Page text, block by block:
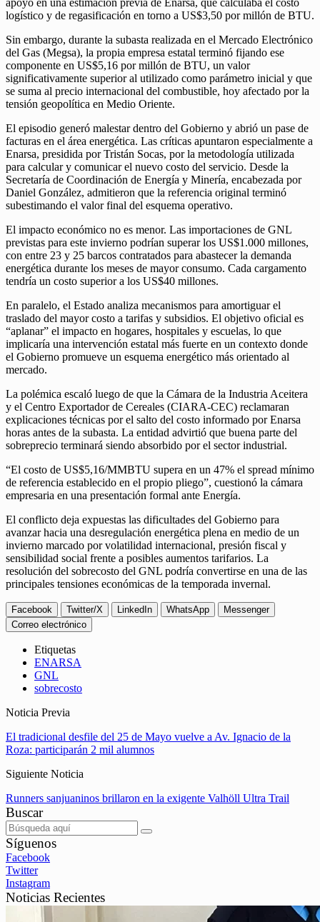
apoyó en una estimación previa de Enarsa, que calculaba el costo
logístico y de regasificación en torno a US$3,50 por millón de BTU.
Sin embargo, durante la subasta realizada en el Mercado Electrónico
del Gas (Megsa), la propia empresa estatal terminó fijando ese
componente en US$5,16 por millón de BTU, un valor
significativamente superior al utilizado como parámetro inicial y que
se suma al precio internacional del combustible, hoy afectado por la
tensión geopolítica en Medio Oriente.
El episodio generó malestar dentro del Gobierno y abrió un pase de
facturas en el área energética. Las críticas apuntaron especialmente a
Enarsa, presidida por Tristán Socas, por la metodología utilizada
para calcular y comunicar el nuevo costo del servicio. Desde la
Secretaría de Coordinación de Energía y Minería, encabezada por
Daniel González, admitieron que la referencia original terminó
subestimando el valor final del esquema operativo.
El impacto económico no es menor. Las importaciones de GNL
previstas para este invierno podrían superar los US$1.000 millones,
con entre 23 y 25 barcos contratados para abastecer la demanda
energética durante los meses de mayor consumo. Cada cargamento
tendría un costo superior a los US$40 millones.
En paralelo, el Estado analiza mecanismos para amortiguar el
traslado del mayor costo a tarifas y subsidios. El objetivo oficial es
“aplanar” el impacto en hogares, hospitales y escuelas, lo que
implicaría una intervención estatal más fuerte en un contexto donde
el Gobierno promueve un esquema energético más orientado al
mercado.
La polémica escaló luego de que la Cámara de la Industria Aceitera
y el Centro Exportador de Cereales (CIARA-CEC) reclamaran
explicaciones técnicas por el salto del costo informado por Enarsa
horas antes de la subasta. La entidad advirtió que buena parte del
sobreprecio terminará siendo absorbido por el sector industrial.
“El costo de US$5,16/MMBTU supera en un 47% el spread mínimo
de referencia establecido en el propio pliego”, cuestionó la cámara
empresaria en una presentación formal ante Energía.
El conflicto deja expuestas las dificultades del Gobierno para
avanzar hacia una desregulación energética plena en medio de un
invierno marcado por volatilidad internacional, presión fiscal y
sensibilidad social frente a posibles aumentos tarifarios. La
resolución del sobrecosto del GNL podría convertirse en una de las
principales tensiones económicas de la temporada invernal.
Facebook Twitter/X LinkedIn WhatsApp
Messenger
Correo electrónico
Etiquetas
ENARSA
GNL
sobrecosto
Noticia Previa
El tradicional desfile del 25 de Mayo vuelve a Av. Ignacio de la
Roza: participarán 2 mil alumnos
Siguiente Noticia
Runners sanjuaninos brillaron en la exigente Valhöll Ultra Trail
Buscar
Síguenos
Facebook
Twitter
Instagram
Noticias Recientes